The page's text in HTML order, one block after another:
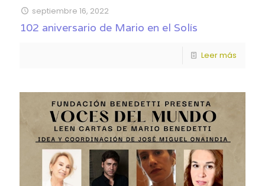
septiembre 16, 2022
102 aniversario de Mario en el Solís
Leer más